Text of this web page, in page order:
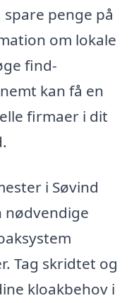
penge på
om lokale
find-
kan få en
firmaer i dit
i Søvind
nødvendige
Tag skridtet og
kloakbehov i